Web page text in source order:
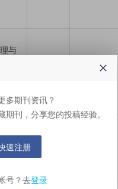
与
科
多期刊资讯？
刊，分享您的投稿经验。
速注册
号？去登录